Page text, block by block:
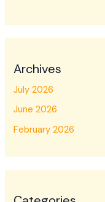
Archives
July 2026
June 2026
February 2026